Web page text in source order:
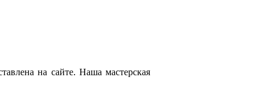
на сайте. Наша мастерская